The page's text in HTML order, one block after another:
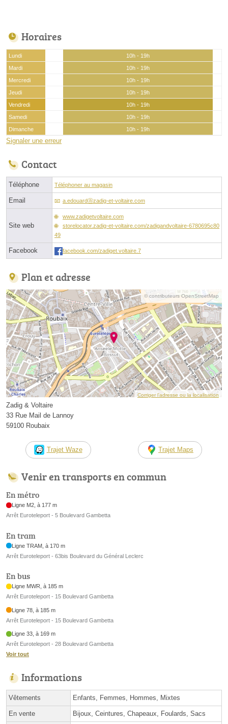
Horaires
Lundi
10h - 19h
Mardi
10h - 19h
Mercredi
10h - 19h
Jeudi
10h - 19h
Vendredi
10h - 19h
Samedi
10h - 19h
Dimanche
10h - 19h
Signaler une erreur
Contact
Téléphone Téléphoner au magasin
Email a.edouardⓐzadig-et-voltaire.com
Site web
www.zadigetvoltaire.com
storelocator.zadig-et-voltaire.com/zadigandvoltaire-6780695c80
49
Facebook facebook.com/zadiget.voltaire.7
Plan et adresse
© contributeurs OpenStreetMap
Corriger l’adresse ou la localisation
Zadig & Voltaire
33 Rue Mail de Lannoy
59100 Roubaix
Trajet Waze Trajet Maps
Venir en transports en commun
En métro
Ligne M2, à 177 m
Arrêt Euroteleport - 5 Boulevard Gambetta
En tram
Ligne TRAM, à 170 m
Arrêt Euroteleport - 63bis Boulevard du Général Leclerc
En bus
Ligne MWR, à 185 m
Arrêt Euroteleport - 15 Boulevard Gambetta
Ligne 78, à 185 m
Arrêt Euroteleport - 15 Boulevard Gambetta
Ligne 33, à 169 m
Arrêt Euroteleport - 28 Boulevard Gambetta
Voir tout
Informations
Vêtements Enfants, Femmes, Hommes, Mixtes
En vente Bijoux, Ceintures, Chapeaux, Foulards, Sacs